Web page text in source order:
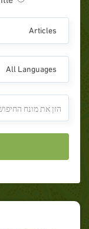
Articles
All Languages